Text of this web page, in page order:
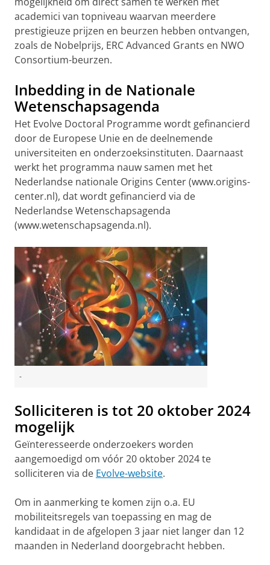
academici van topniveau waarvan meerdere
prestigieuze prijzen en beurzen hebben ontvangen,
zoals de Nobelprijs, ERC Advanced Grants en NWO
Consortium-beurzen.
Inbedding in de Nationale
Wetenschapsagenda
Het Evolve Doctoral Programme wordt gefinancierd
door de Europese Unie en de deelnemende
universiteiten en onderzoeksinstituten. Daarnaast
werkt het programma nauw samen met het
Nederlandse nationale Origins Center (www.origins-
center.nl), dat wordt gefinancierd via de
Nederlandse Wetenschapsagenda
(www.wetenschapsagenda.nl).
-
Solliciteren is tot 20 oktober 2024
mogelijk
Geïnteresseerde onderzoekers worden
aangemoedigd om vóór 20 oktober 2024 te
solliciteren via de Evolve-website.
Om in aanmerking te komen zijn o.a. EU
mobiliteitsregels van toepassing en mag de
kandidaat in de afgelopen 3 jaar niet langer dan 12
maanden in Nederland doorgebracht hebben.